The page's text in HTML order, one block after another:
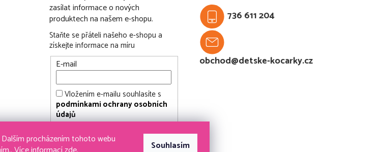
procházením tohoto webu
Souhlasím
zasílat informace o nových
produktech na našem e-shopu.
Staňte se přáteli našeho e-shopu a
získejte informace na míru
E-mail
Vložením e-mailu souhlasíte s
podmínkami ochrany osobních
údajů
PŘIHLÁSIT SE
736 611 204
obchod@detske-kocarky.cz